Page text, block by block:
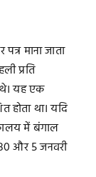
माना जाता
प्रति
यह एक
होता था। यदि
में बंगाल
और 5 जनवरी